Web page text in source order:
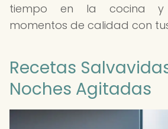
tiempo en la cocina y
momentos de calidad con
Recetas
Noches Agitadas